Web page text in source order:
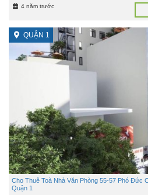
4 năm trước
QUẬN 1
Cho Thuê Toà Nhà Văn Phòng 55-57 Phó Đức
Quận 1